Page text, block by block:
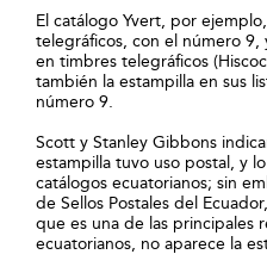
El catálogo Yvert, por
telegráficos, con el número 9,
en timbres telegráficos
también la estampilla en sus
número 9.
Scott y Stanley Gibbons
estampilla tuvo uso postal, y
catálogos ecuatorianos; sin
de Sellos Postales del
que es una de las principales
ecuatorianos, no aparece la